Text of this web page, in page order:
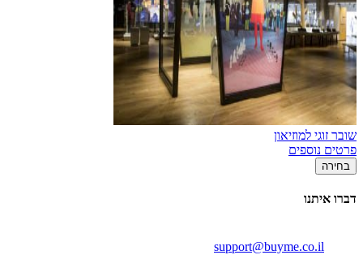
שובר זוגי למוזיאון
פרטים נוספים
בחירה
דברו איתנו
support@buyme.co.il